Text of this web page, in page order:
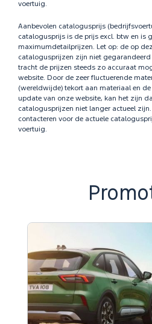
voertuig.
Aanbevolen catalogusprijs
catalogusprijs is de prijs excl. btw en is
maximumdetailprijzen. Let op: de op
catalogusprijzen zijn niet gegarandeerd
tracht de prijzen steeds zo accuraat
website. Door de zeer fluctuerende
(wereldwijde) tekort aan materiaal en
update van onze website, kan het zijn
catalogusprijzen niet langer actueel
contacteren voor de actuele
voertuig.